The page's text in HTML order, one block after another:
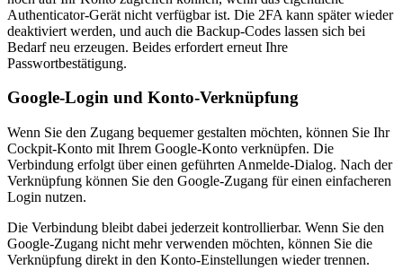
Authenticator-Gerät nicht verfügbar ist. Die 2FA kann später wieder
deaktiviert werden, und auch die Backup-Codes lassen sich bei
Bedarf neu erzeugen. Beides erfordert erneut Ihre
Passwortbestätigung.
Google-Login und Konto-Verknüpfung
Wenn Sie den Zugang bequemer gestalten möchten, können Sie Ihr
Cockpit-Konto mit Ihrem Google-Konto verknüpfen. Die
Verbindung erfolgt über einen geführten Anmelde-Dialog. Nach der
Verknüpfung können Sie den Google-Zugang für einen einfacheren
Login nutzen.
Die Verbindung bleibt dabei jederzeit kontrollierbar. Wenn Sie den
Google-Zugang nicht mehr verwenden möchten, können Sie die
Verknüpfung direkt in den Konto-Einstellungen wieder trennen.